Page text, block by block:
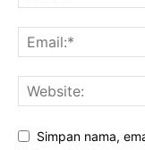
Simpan nama,